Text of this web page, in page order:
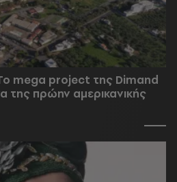
mega project της Dimand
της πρώην αμερικανικής